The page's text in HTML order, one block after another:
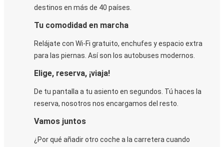
destinos en más de 40 países.
Tu comodidad en marcha
Relájate con Wi-Fi gratuito, enchufes y espacio extra
para las piernas. Así son los autobuses modernos.
Elige, reserva, ¡viaja!
De tu pantalla a tu asiento en segundos. Tú haces la
reserva, nosotros nos encargamos del resto.
Vamos juntos
¿Por qué añadir otro coche a la carretera cuando